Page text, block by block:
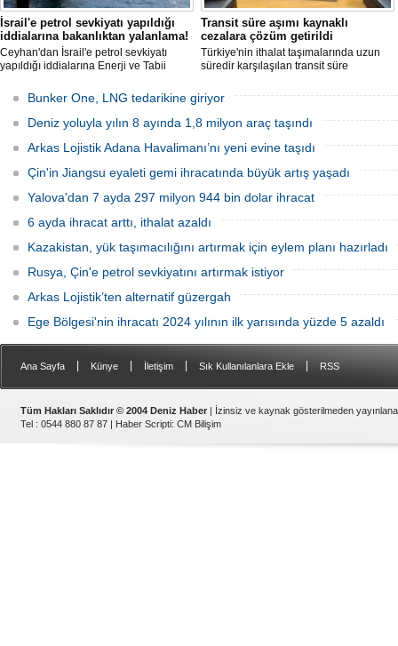
İsrail'e petrol sevkiyatı yapıldığı
iddialarına bakanlıktan yalanlama!
Ceyhan'dan İsrail'e petrol sevkiyatı
yapıldığı iddialarına Enerji ve Tabii
Transit süre aşımı kaynaklı
cezalara çözüm getirildi
Türkiye'nin ithalat taşımalarında uzun
süredir karşılaşılan transit süre
önemli bir gelişme yaşandı.
Bunker One, LNG tedarikine giriyor
Deniz yoluyla yılın 8 ayında 1,8 milyon araç taşındı
Arkas Lojistik Adana Havalimanı’nı yeni evine taşıdı
Çin'in Jiangsu eyaleti gemi ihracatında büyük artış yaşadı
Yalova'dan 7 ayda 297 milyon 944 bin dolar ihracat
6 ayda ihracat arttı, ithalat azaldı
Kazakistan, yük taşımacılığını artırmak için eylem planı hazırladı
Rusya, Çin'e petrol sevkiyatını artırmak istiyor
Arkas Lojistik’ten alternatif güzergah
Ege Bölgesi'nin ihracatı 2024 yılının ilk yarısında yüzde 5 azaldı
Ana Sayfa Künye İletişim Sık Kullanılanlara Ekle RSS
Tüm Hakları Saklıdır © 2004 Deniz Haber | İzinsiz ve kaynak gösterilmeden
Tel : 0544 880 87 87 | Haber Scripti: CM Bilişim